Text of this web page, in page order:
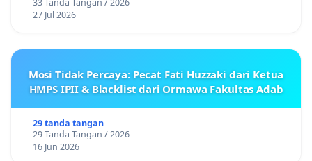
33 Tanda Tangan / 2026
27 Jul 2026
Mosi Tidak Percaya: Pecat Fati Huzzaki dari Ketua
HMPS IPII & Blacklist dari Ormawa Fakultas Adab
29 tanda tangan
29 Tanda Tangan / 2026
16 Jun 2026